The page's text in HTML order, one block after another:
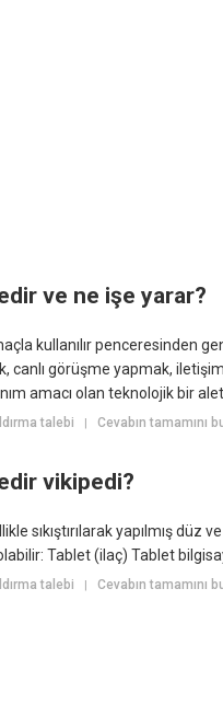
ve ne işe yarar?
kullanılır penceresinden
canlı görüşme yapmak,
amacı olan teknolojik bir
talebi Cevabın tamamını
vikipedi?
sıkıştırılarak yapılmış
Tablet (ilaç) Tablet
talebi Cevabın tamamını